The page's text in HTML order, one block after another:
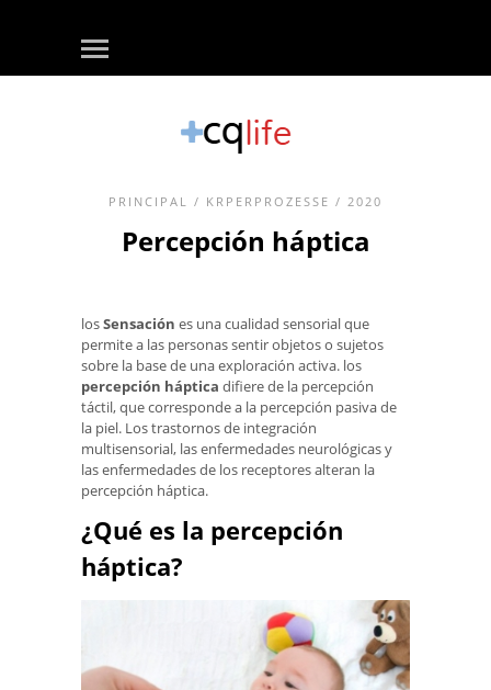
PRINCIPAL / KRPERPROZESSE / 2020
Percepción háptica
losSensación es una cualidad sensorial que
permite a las personas sentir objetos o sujetos
sobre la base de una exploración activa. los
percepción háptica difiere de la percepción
táctil, que corresponde a la percepción pasiva de
la piel. Los trastornos de integración
multisensorial, las enfermedades neurológicas y
las enfermedades de los receptores alteran la
percepción háptica.
¿Qué es la percepción
háptica?